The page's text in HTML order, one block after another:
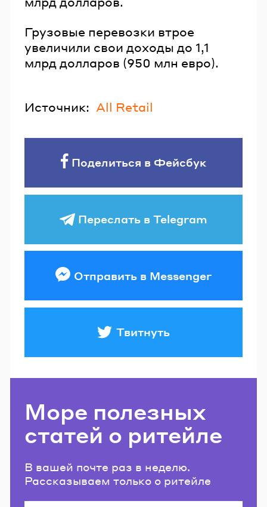
Грузовые перевозки втрое
увеличили свои доходы до 1,1
млрд долларов (950 млн евро).
Источник: All Retail
Поделиться в Фейсбук
Переслать в Telegram
Отправить в Messenger
Твитнуть
Море полезных
статей о ритейле
В вашей почте раз в неделю.
Рассказываем только о ритейле